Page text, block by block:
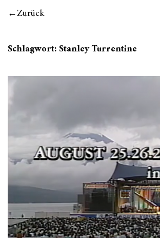
Zurück
Schlagwort:Stanley Turrentine